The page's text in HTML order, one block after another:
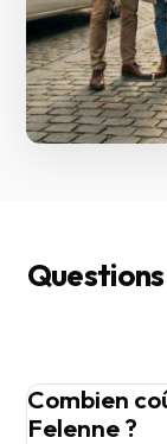
Combien
Felenne ?